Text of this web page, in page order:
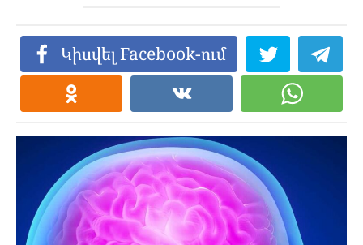
Կիսվել Facebook-ում